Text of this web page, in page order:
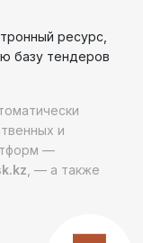
ресурс,
базу тендеров
и
—
, — а также